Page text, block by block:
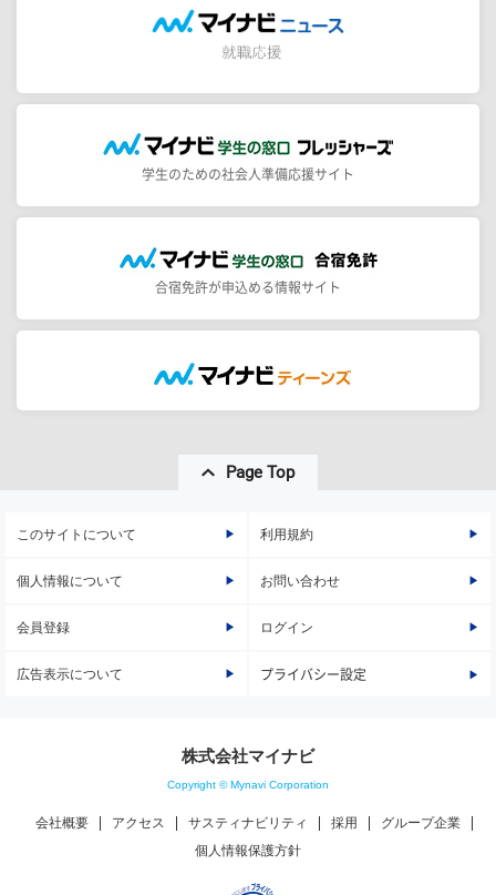
学生のための社会人準備応援サイト
合宿免許が申込める情報サイト
Page Top
このサイトについて 利用規約
個人情報について お問い合わせ
会員登録 ログイン
広告表示について プライバシー設定
株式会社マイナビ
Copyright © Mynavi Corporation
会社概要 アクセス サスティナビリティ 採用
グループ企業
個人情報保護方針